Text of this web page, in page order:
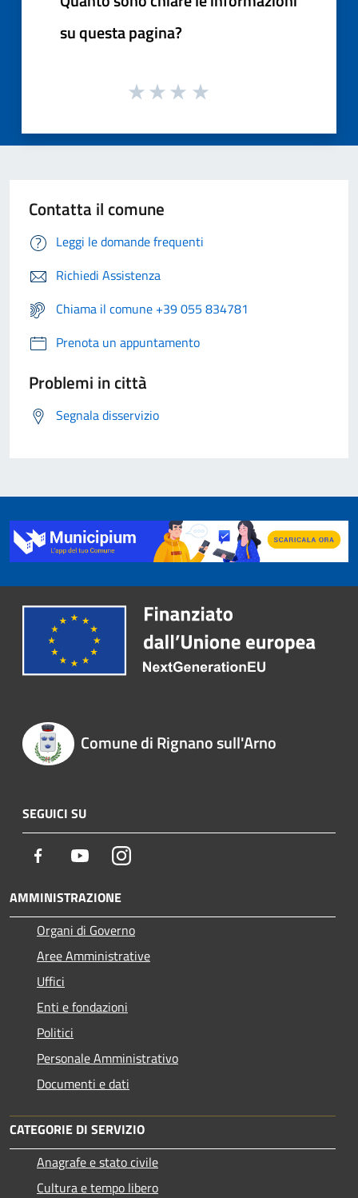
su questa pagina?
Contatta il comune
Leggi le domande frequenti
Richiedi Assistenza
Chiama il comune +39 055 834781
Prenota un appuntamento
Problemi in città
Segnala disservizio
Comune di Rignano sull'Arno
SEGUICI SU
Facebook YoutubeInstagram
AMMINISTRAZIONE
Organi di Governo
Aree Amministrative
Uffici
Enti e fondazioni
Politici
Personale Amministrativo
Documenti e dati
CATEGORIE DI SERVIZIO
Anagrafe e stato civile
Cultura e tempo libero